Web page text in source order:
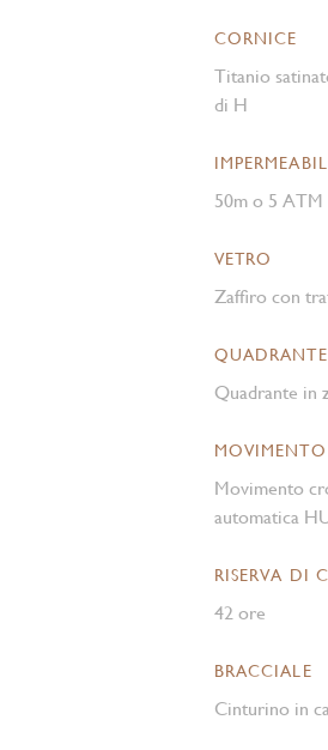
CORNICE
Titanio
di H
50m o 5 ATM
VETRO
Zaffiro con
QUADRANTE
Quadrante in
MOVIMENTO
Movimento
automatica
RISERVA DI
42 ore
BRACCIALE
Cinturino in